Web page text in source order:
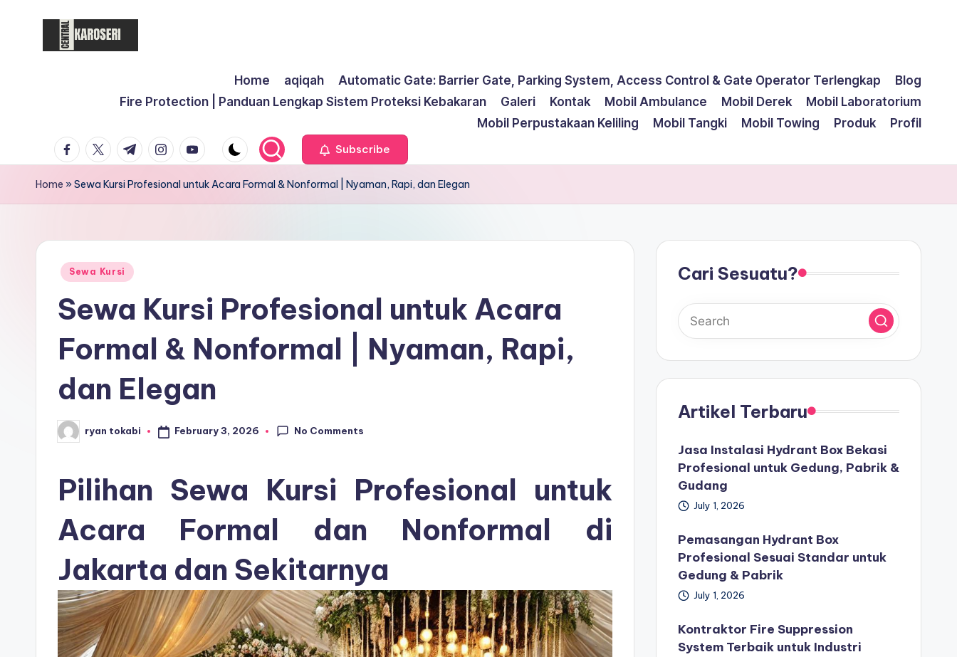
r
l
Home aqiqah Automatic Gate: Barrier Gate, Parking System, Access Control & Gate Operator Terlengkap
Blog
Fire Protection | Panduan Lengkap Sistem Proteksi Kebakaran
Galeri Kontak Mobil Ambulance Mobil Derek
Mobil Laboratorium
Mobil Perpustakaan Keliling
Mobil Tangki Mobil Towing Produk
Profil
facebook.com
twitter.com
t.me instagram.com
youtube.com Subscribe
Home »Sewa Kursi Profesional untuk Acara Formal & Nonformal | Nyaman, Rapi, dan Elegan
Posted
Sewa Kursi
Sewa Kursi Profesional untuk Acara
Formal & Nonformal | Nyaman, Rapi,
dan Elegan
Posted
by
ryan tokabi February 3, 2026 No Comments
Pilihan Sewa Kursi Profesional untuk
Acara Formal dan Nonformal di
Jakarta dan Sekitarnya
Cari Sesuatu?
Artikel Terbaru
Jasa Instalasi Hydrant Box Bekasi
Profesional untuk Gedung, Pabrik &
Gudang
July 1, 2026
Pemasangan Hydrant Box
Profesional Sesuai Standar untuk
Gedung & Pabrik
July 1, 2026
Kontraktor Fire Suppression
System Terbaik untuk Industri